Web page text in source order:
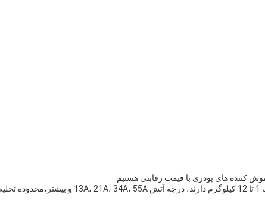
های پودری با قیمت رقابتی هستیم.